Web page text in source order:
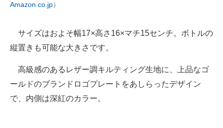
Amazon.co.jp）
サイズはおよそ幅17×高さ16×マチ15センチ。ボトルの
縦置きも可能な大きさです。
高級感のあるレザー調キルティング生地に、上品なゴ
ールドのブランドロゴプレートをあしらったデザイン
で、内側は深紅のカラー。